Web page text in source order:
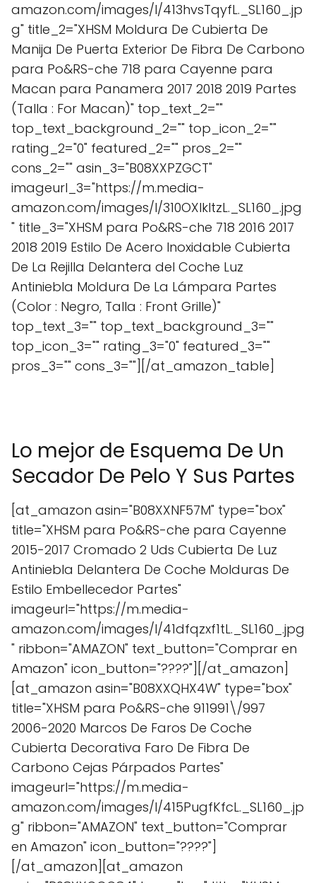
amazon.com/images/I/413hvsTqyfL._SL160_.jp
g" title_2="XHSM Moldura De Cubierta De
Manija De Puerta Exterior De Fibra De Carbono
para Po&RS-che 718 para Cayenne para
Macan para Panamera 2017 2018 2019 Partes
(Talla : For Macan)" top_text_2=""
top_text_background_2="" top_icon_2=""
rating_2="0" featured_2="" pros_2=""
cons_2="" asin_3="B08XXPZGCT"
imageurl_3="https://m.media-
amazon.com/images/I/310OXlkltzL._SL160_.jpg
" title_3="XHSM para Po&RS-che 718 2016 2017
2018 2019 Estilo De Acero Inoxidable Cubierta
De La Rejilla Delantera del Coche Luz
Antiniebla Moldura De La Lámpara Partes
(Color : Negro, Talla : Front Grille)"
top_text_3="" top_text_background_3=""
top_icon_3="" rating_3="0" featured_3=""
pros_3="" cons_3=""][/at_amazon_table]
Lo mejor de Esquema De Un
Secador De Pelo Y Sus Partes
[at_amazon asin="B08XXNF57M" type="box"
title="XHSM para Po&RS-che para Cayenne
2015-2017 Cromado 2 Uds Cubierta De Luz
Antiniebla Delantera De Coche Molduras De
Estilo Embellecedor Partes"
imageurl="https://m.media-
amazon.com/images/I/41dfqzxf1tL._SL160_.jpg
" ribbon="AMAZON" text_button="Comprar en
Amazon" icon_button="????"][/at_amazon]
[at_amazon asin="B08XXQHX4W" type="box"
title="XHSM para Po&RS-che 911991\/997
2006-2020 Marcos De Faros De Coche
Cubierta Decorativa Faro De Fibra De
Carbono Cejas Párpados Partes"
imageurl="https://m.media-
amazon.com/images/I/415PugfKfcL._SL160_.jp
g" ribbon="AMAZON" text_button="Comprar
en Amazon" icon_button="????"]
[/at_amazon][at_amazon